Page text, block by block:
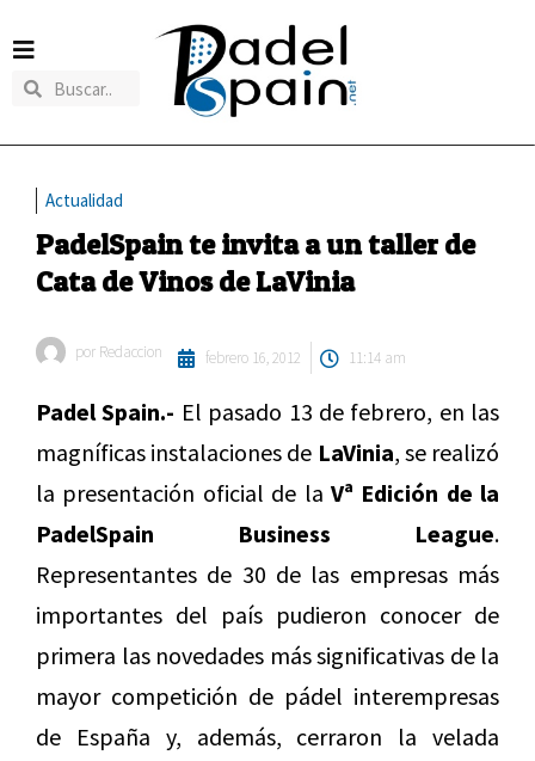
Actualidad
PadelSpain te invita a un taller de
Cata de Vinos de LaVinia
por Redaccion febrero 16, 2012 11:14 am
Padel Spain.- El pasado 13 de febrero, en las
magníficas instalaciones de LaVinia, se realizó
la presentación oficial de la Vª Edición de la
PadelSpain Business League.
Representantes de 30 de las empresas más
importantes del país pudieron conocer de
primera las novedades más significativas de la
mayor competición de pádel interempresas
de España y, además, cerraron la velada